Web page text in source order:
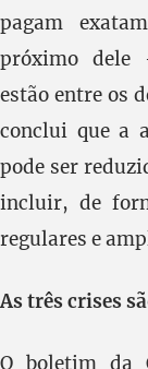
pagam
próximo dele
estão entre os
conclui que a
pode ser
incluir, de
regulares e
As três crises
O boletim da